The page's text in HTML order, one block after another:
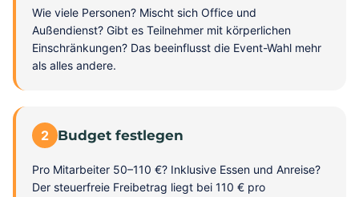
Wie viele Personen? Mischt sich Office und
Außendienst? Gibt es Teilnehmer mit körperlichen
Einschränkungen? Das beeinflusst die Event-Wahl mehr
als alles andere.
2 Budget festlegen
Pro Mitarbeiter 50–110 €? Inklusive Essen und Anreise?
Der steuerfreie Freibetrag liegt bei 110 € pro